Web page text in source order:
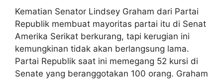
Kematian Senator Lindsey Graham dari Partai
Republik membuat mayoritas partai itu di Senat
Amerika Serikat berkurang, tapi kerugian ini
kemungkinan tidak akan berlangsung lama.
Partai Republik saat ini memegang 52 kursi di
Senate yang beranggotakan 100 orang. Graham